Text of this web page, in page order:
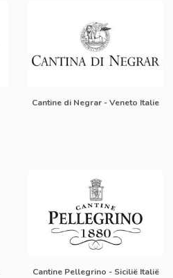
Cantine di Negrar - Veneto Italie
Cantine Pellegrino - Sicilië Italië